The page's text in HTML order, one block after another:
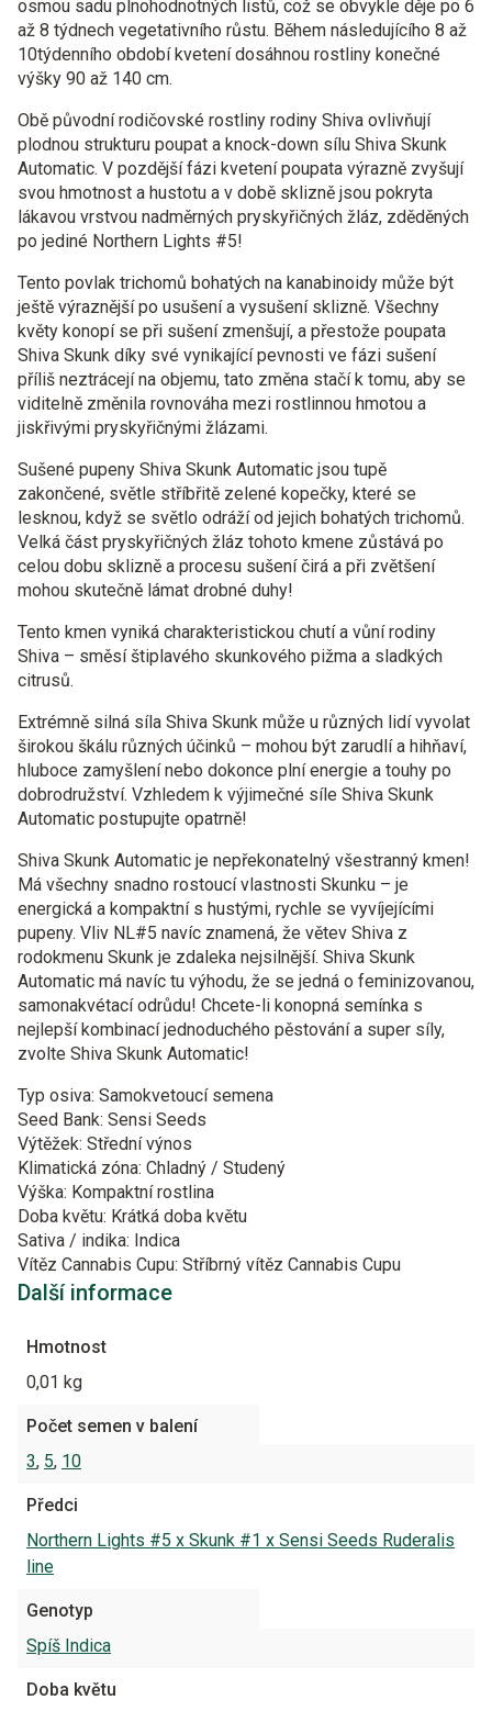
osmou sadu plnohodnotných listů, což se obvykle děje po 6
až 8 týdnech vegetativního růstu. Během následujícího 8 až
10týdenního období kvetení dosáhnou rostliny konečné
výšky 90 až 140 cm.
Obě původní rodičovské rostliny rodiny Shiva ovlivňují
plodnou strukturu poupat a knock-down sílu Shiva Skunk
Automatic. V pozdější fázi kvetení poupata výrazně zvyšují
svou hmotnost a hustotu a v době sklizně jsou pokryta
lákavou vrstvou nadměrných pryskyřičných žláz, zděděných
po jediné Northern Lights #5!
Tento povlak trichomů bohatých na kanabinoidy může být
ještě výraznější po usušení a vysušení sklizně. Všechny
květy konopí se při sušení zmenšují, a přestože poupata
Shiva Skunk díky své vynikající pevnosti ve fázi sušení
příliš neztrácejí na objemu, tato změna stačí k tomu, aby se
viditelně změnila rovnováha mezi rostlinnou hmotou a
jiskřivými pryskyřičnými žlázami.
Sušené pupeny Shiva Skunk Automatic jsou tupě
zakončené, světle stříbřitě zelené kopečky, které se
lesknou, když se světlo odráží od jejich bohatých trichomů.
Velká část pryskyřičných žláz tohoto kmene zůstává po
celou dobu sklizně a procesu sušení čirá a při zvětšení
mohou skutečně lámat drobné duhy!
Tento kmen vyniká charakteristickou chutí a vůní rodiny
Shiva – směsí štiplavého skunkového pižma a sladkých
citrusů.
Extrémně silná síla Shiva Skunk může u různých lidí vyvolat
širokou škálu různých účinků – mohou být zarudlí a hihňaví,
hluboce zamyšlení nebo dokonce plní energie a touhy po
dobrodružství. Vzhledem k výjimečné síle Shiva Skunk
Automatic postupujte opatrně!
Shiva Skunk Automatic je nepřekonatelný všestranný kmen!
Má všechny snadno rostoucí vlastnosti Skunku – je
energická a kompaktní s hustými, rychle se vyvíjejícími
pupeny. Vliv NL#5 navíc znamená, že větev Shiva z
rodokmenu Skunk je zdaleka nejsilnější. Shiva Skunk
Automatic má navíc tu výhodu, že se jedná o feminizovanou,
samonakvétací odrůdu! Chcete-li konopná semínka s
nejlepší kombinací jednoduchého pěstování a super síly,
zvolte Shiva Skunk Automatic!
Typ osiva: Samokvetoucí semena
Seed Bank: Sensi Seeds
Výtěžek: Střední výnos
Klimatická zóna: Chladný / Studený
Výška: Kompaktní rostlina
Doba květu: Krátká doba květu
Sativa / indika: Indica
Vítěz Cannabis Cupu: Stříbrný vítěz Cannabis Cupu
Další informace
Hmotnost
0,01 kg
Počet semen v balení
3, 5, 10
Předci
Northern Lights #5 x Skunk #1 x Sensi Seeds Ruderalis
line
Genotyp
Spíš Indica
Doba květu